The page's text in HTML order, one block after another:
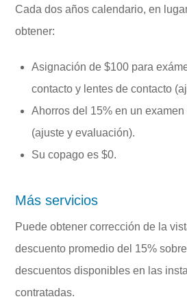
Cada dos años calendario, en
obtener:
Asignación de $100 para
contacto y lentes de contacto
Ahorros del 15% en un
(ajuste y evaluación).
Su copago es $0.
Más servicios
Puede obtener corrección de la
descuento promedio del 15%
descuentos disponibles en las
contratadas.